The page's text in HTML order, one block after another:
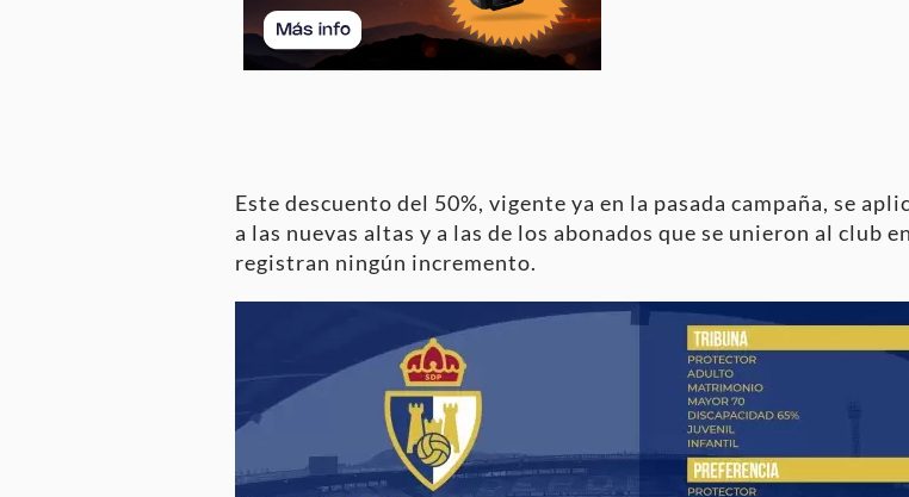
Este descuento del 50%, vigente ya en la pasada campaña, se
a las nuevas altas y a las de los abonados que se unieron al club
registran ningún incremento.